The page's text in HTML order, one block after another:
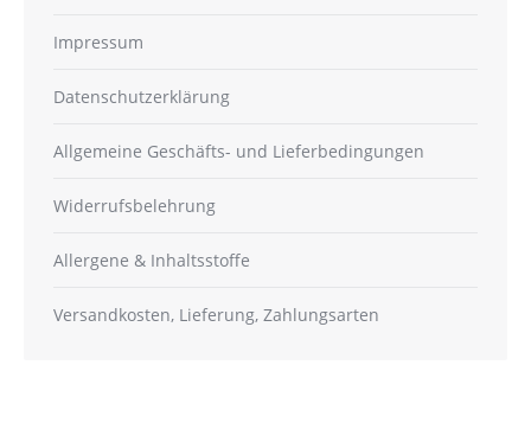
Impressum
Datenschutzerklärung
Allgemeine Geschäfts- und Lieferbedingungen
Widerrufsbelehrung
Allergene & Inhaltsstoffe
Versandkosten, Lieferung, Zahlungsarten